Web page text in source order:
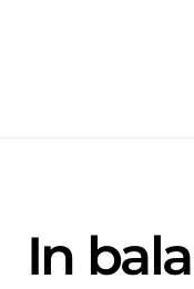
In